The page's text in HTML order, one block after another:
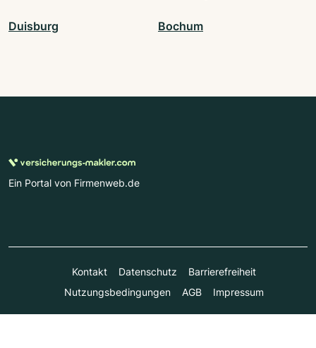
Duisburg Bochum
Ein Portal von Firmenweb.de
Kontakt Datenschutz
Barrierefreiheit
Nutzungsbedingungen
AGB Impressum